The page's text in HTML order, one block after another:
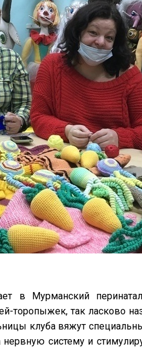
в Мурманский
торопыжек, так ласково
клуба вяжут
систему и